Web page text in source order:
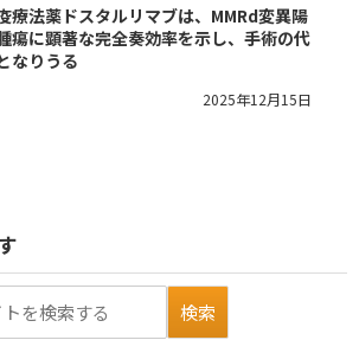
療法薬ドスタルリマブは、MMRd変異陽
瘍に顕著な完全奏効率を示し、手術の代
なりうる
2025年12月15日